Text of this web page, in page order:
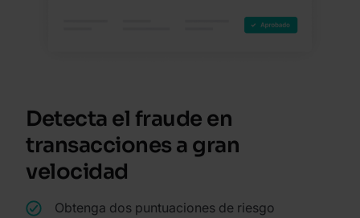
Detecta el fraude en
transacciones a gran
velocidad
Obtenga dos puntuaciones de riesgo